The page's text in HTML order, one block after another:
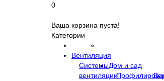
0
Ваша корзина пуста!
Категории
Вентиляция
Системы
вентиляции
Дом и сад